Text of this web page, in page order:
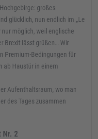
großes
glücklich, nun endlich im „Le
möglich, weil englische
Brexit lässt grüßen… Wir
Premium-Bedingungen für
ab Haustür in einem
Aufenthaltsraum, wo man
des Tages zusammen
Nr. 2